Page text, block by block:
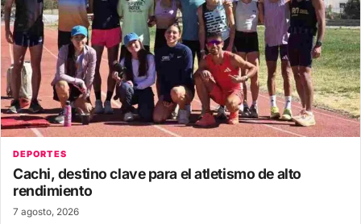
DEPORTES
Cachi, destino clave para el atletismo de alto
rendimiento
7 agosto, 2026